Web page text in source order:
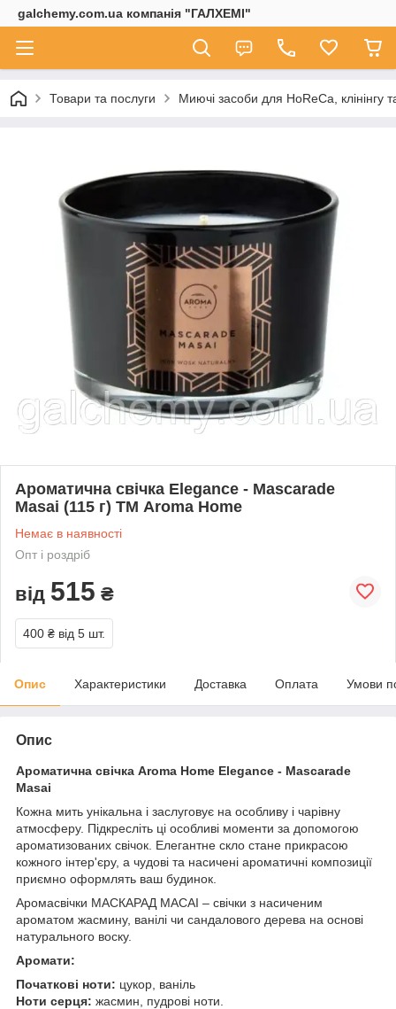
galchemy.com.ua компанія "ГАЛХЕМІ"
Товари та послуги Миючі засоби для HoReCa, клінінгу
Ароматична свічка Elegance - Mascarade
Masai (115 г) ТМ Aroma Home
Немає в наявності
Опт і роздріб
від 515 ₴
400 ₴ від 5 шт.
Опис Характеристики Доставка Оплата Умови
Опис
Ароматична свічка Aroma Home Elegance - Mascarade
Masai
Кожна мить унікальна і заслуговує на особливу і чарівну
атмосферу. Підкресліть ці особливі моменти за допомогою
ароматизованих свічок. Елегантне скло стане прикрасою
кожного інтер'єру, а чудові та насичені ароматичні композиції
приємно оформлять ваш будинок.
Аромасвічки МАСКАРАД МАСАІ – свічки з насиченим
ароматом жасмину, ванілі чи сандалового дерева на основі
натурального воску.
Аромати:
Початкові ноти: цукор, ваніль
Ноти серця: жасмин, пудрові ноти.